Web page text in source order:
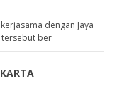
dengan Jaya
tersebut ber